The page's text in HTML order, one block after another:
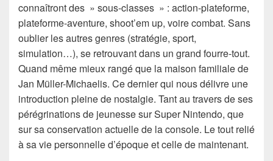
connaîtront des » sous-classes » : action-plateforme,
plateforme-aventure, shoot’em up, voire combat. Sans
oublier les autres genres (stratégie, sport,
simulation…), se retrouvant dans un grand fourre-tout.
Quand même mieux rangé que la maison familiale de
Jan Müller-Michaelis. Ce dernier qui nous délivre une
introduction pleine de nostalgie. Tant au travers de ses
pérégrinations de jeunesse sur Super Nintendo, que
sur sa conservation actuelle de la console. Le tout relié
à sa vie personnelle d’époque et celle de maintenant.